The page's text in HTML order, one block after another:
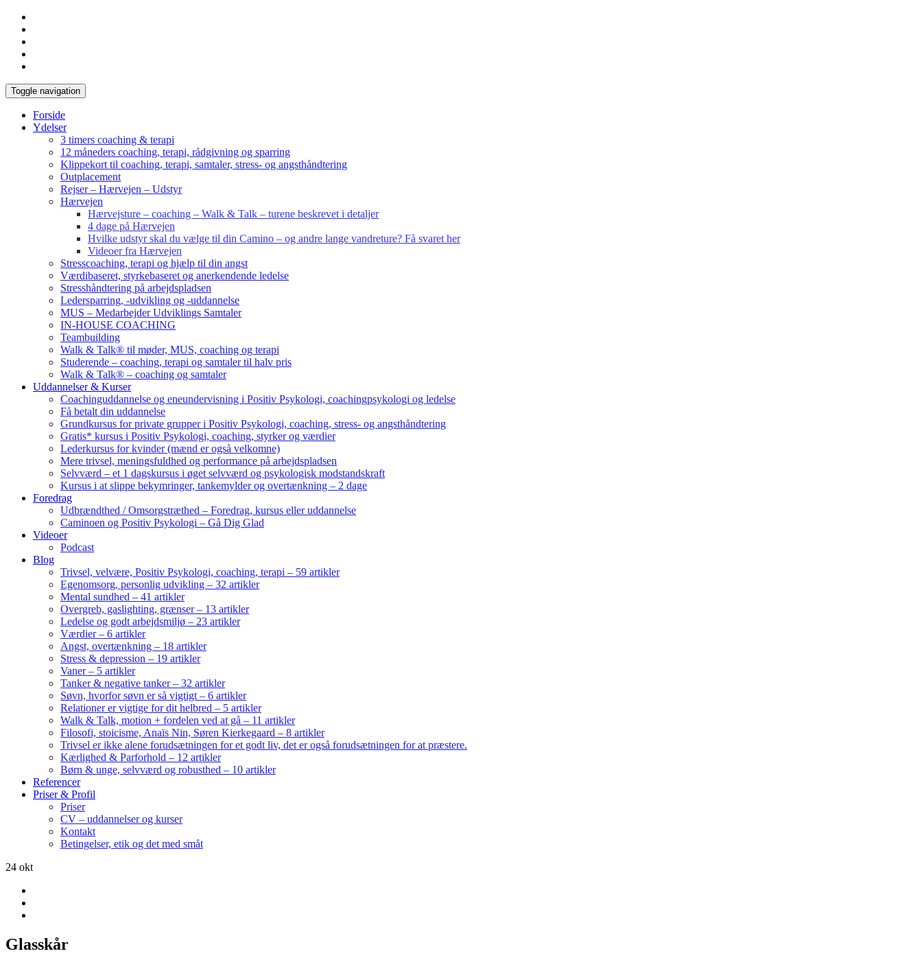
Toggle navigation
Forside
Ydelser
3 timers coaching & terapi
12 måneders coaching, terapi, rådgivning og sparring
Klippekort til coaching, terapi, samtaler, stress- og angsthåndtering
Outplacement
Rejser – Hærvejen – Udstyr
Hærvejen
Hærvejsture – coaching – Walk & Talk – turene beskrevet i detaljer
4 dage på Hærvejen
Hvilke udstyr skal du vælge til din Camino – og andre lange vandreture? Få svaret her
Videoer fra Hærvejen
Stresscoaching, terapi og hjælp til din angst
Værdibaseret, styrkebaseret og anerkendende ledelse
Stresshåndtering på arbejdspladsen
Ledersparring, -udvikling og -uddannelse
MUS – Medarbejder Udviklings Samtaler
IN-HOUSE COACHING
Teambuilding
Walk & Talk® til møder, MUS, coaching og terapi
Studerende – coaching, terapi og samtaler til halv pris
Walk & Talk® – coaching og samtaler
Uddannelser & Kurser
Coachinguddannelse og eneundervisning i Positiv Psykologi, coachingpsykologi og ledelse
Få betalt din uddannelse
Grundkursus for private grupper i Positiv Psykologi, coaching, stress- og angsthåndtering
Gratis* kursus i Positiv Psykologi, coaching, styrker og værdier
Lederkursus for kvinder (mænd er også velkomne)
Mere trivsel, meningsfuldhed og performance på arbejdspladsen
Selvværd – et 1 dagskursus i øget selvværd og psykologisk modstandskraft
Kursus i at slippe bekymringer, tankemylder og overtænkning – 2 dage
Foredrag
Udbrændthed / Omsorgstræthed – Foredrag, kursus eller uddannelse
Caminoen og Positiv Psykologi – Gå Dig Glad
Videoer
Podcast
Blog
Trivsel, velvære, Positiv Psykologi, coaching, terapi – 59 artikler
Egenomsorg, personlig udvikling – 32 artikler
Mental sundhed – 41 artikler
Overgreb, gaslighting, grænser – 13 artikler
Ledelse og godt arbejdsmiljø – 23 artikler
Værdier – 6 artikler
Angst, overtænkning – 18 artikler
Stress & depression – 19 artikler
Vaner – 5 artikler
Tanker & negative tanker – 32 artikler
Søvn, hvorfor søvn er så vigtigt – 6 artikler
Relationer er vigtige for dit helbred – 5 artikler
Walk & Talk, motion + fordelen ved at gå – 11 artikler
Filosofi, stoicisme, Anaïs Nin, Søren Kierkegaard – 8 artikler
Trivsel er ikke alene forudsætningen for et godt liv, det er også forudsætningen for at præstere.
Kærlighed & Parforhold – 12 artikler
Børn & unge, selvværd og robusthed – 10 artikler
Referencer
Priser & Profil
Priser
CV – uddannelser og kurser
Kontakt
Betingelser, etik og det med småt
24 okt
Glasskår